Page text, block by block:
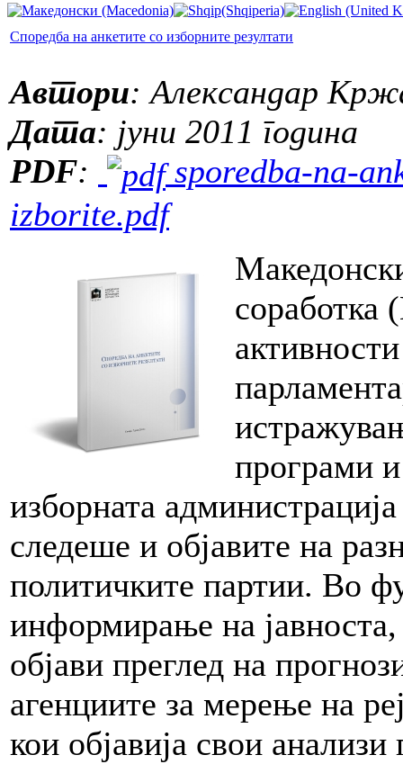
Споредба на анкетите со изборните резултати
Автори: Александар
Дата: јуни 2011 година
PDF:
sporedba-na-
izborite.pdf
програми
изборната
следеше и објавите на
политичките партии. Во
информирање на
објави преглед на
агенциите за мерење на
кои објавија свои